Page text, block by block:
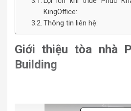
KingOffice:
Thông tin liên hệ:
Giới thiệu tòa nhà
Building